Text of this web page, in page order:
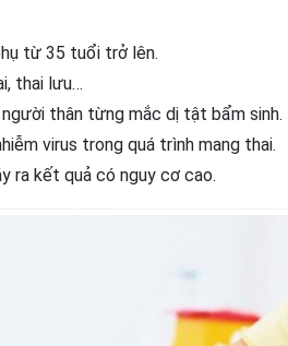
từ 35 tuổi trở lên.
thai lưu…
thân từng mắc dị tật bẩm sinh.
virus trong quá trình mang thai.
ra kết quả có nguy cơ cao.